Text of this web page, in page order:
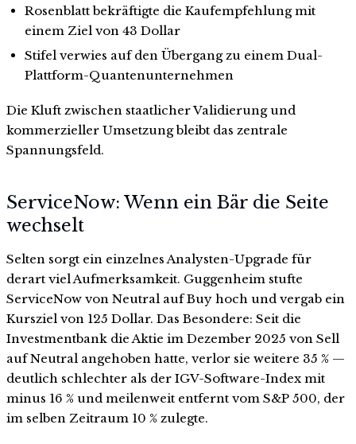
Rosenblatt bekräftigte die Kaufempfehlung mit
einem Ziel von 43 Dollar
Stifel verwies auf den Übergang zu einem Dual-
Plattform-Quantenunternehmen
Die Kluft zwischen staatlicher Validierung und
kommerzieller Umsetzung bleibt das zentrale
Spannungsfeld.
ServiceNow: Wenn ein Bär die Seite
wechselt
Selten sorgt ein einzelnes Analysten-Upgrade für
derart viel Aufmerksamkeit. Guggenheim stufte
ServiceNow von Neutral auf Buy hoch und vergab ein
Kursziel von 125 Dollar. Das Besondere: Seit die
Investmentbank die Aktie im Dezember 2025 von Sell
auf Neutral angehoben hatte, verlor sie weitere 35 % —
deutlich schlechter als der IGV-Software-Index mit
minus 16 % und meilenweit entfernt vom S&P 500, der
im selben Zeitraum 10 % zulegte.